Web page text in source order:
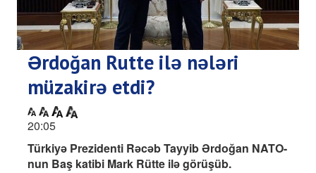
Ərdoğan Rutte ilə nələri
müzakirə etdi?
20:05
Türkiyə Prezidenti Rəcəb Tayyib Ərdoğan NATO-
nun Baş katibi Mark Rütte ilə görüşüb.